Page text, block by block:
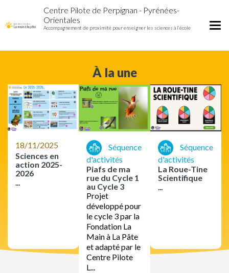
pilote
contenu
Centre Pilote de Perpignan - Pyrénées-
Orientales
Accompagnement de proximité pour enseigner les sciences à l’école
À la une
18/11/2025
Sciences en
action 2025-
2026
...
Séquence
d'activités
Piafs de ma
rue du Cycle 1
au Cycle 3
Projet
développé pour
le cycle 3 par la
Fondation La
Main à La Pâte
et adapté par le
Centre Pilote
L...
Séquence
d'activités
La Roue-Tine
Scientifique
...